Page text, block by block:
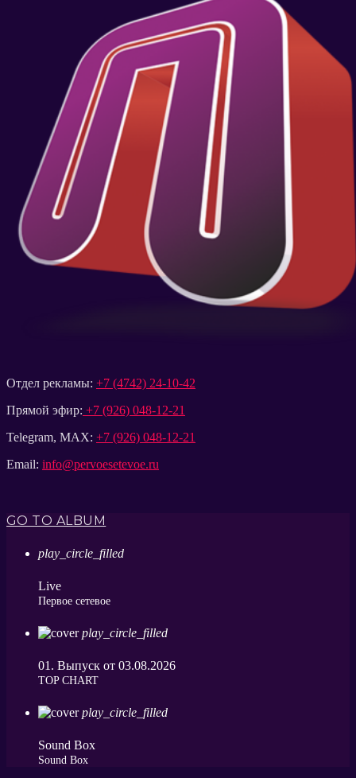
Отдел рекламы: +7 (4742) 24-10-42
Прямой эфир: +7 (926) 048-12-21
Telegram, MAX: +7 (926) 048-12-21
Email: info@pervoesetevoe.ru
GO TO ALBUM
play_circle_filled
Live
Первое сетевое
play_circle_filled
01. Выпуск от 03.08.2026
ТОP CHART
play_circle_filled
Sound Box
Sound Box